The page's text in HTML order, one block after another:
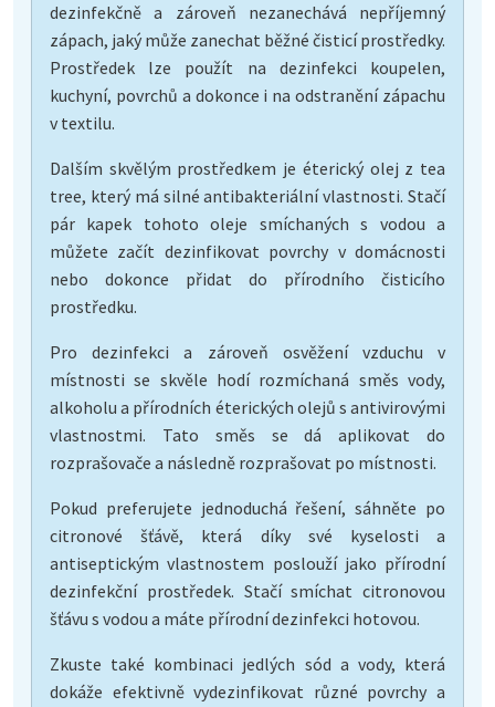
dezinfekčně a zároveň nezanechává nepříjemný
zápach, jaký může zanechat běžné čisticí prostředky.
Prostředek lze použít na dezinfekci koupelen,
kuchyní, povrchů a dokonce i na odstranění zápachu
v textilu.
Dalším skvělým prostředkem je éterický olej z tea
tree, který má silné antibakteriální vlastnosti. Stačí
pár kapek tohoto oleje smíchaných s vodou a
můžete začít dezinfikovat povrchy v domácnosti
nebo dokonce přidat do přírodního čisticího
prostředku.
Pro dezinfekci a zároveň osvěžení vzduchu v
místnosti se skvěle hodí rozmíchaná směs vody,
alkoholu a přírodních éterických olejů s antivirovými
vlastnostmi. Tato směs se dá aplikovat do
rozprašovače a následně rozprašovat po místnosti.
Pokud preferujete jednoduchá řešení, sáhněte po
citronové šťávě, která díky své kyselosti a
antiseptickým vlastnostem poslouží jako přírodní
dezinfekční prostředek. Stačí smíchat citronovou
šťávu s vodou a máte přírodní dezinfekci hotovou.
Zkuste také kombinaci jedlých sód a vody, která
dokáže efektivně vydezinfikovat různé povrchy a